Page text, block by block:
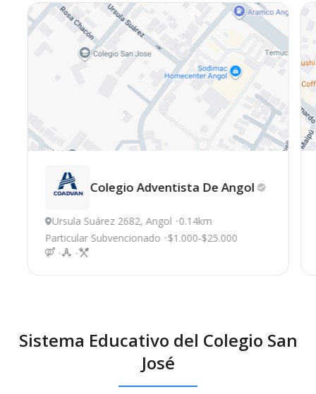
Colegio Adventista DeAngol
Ursula Suárez 2682, Angol 0.14km
Particular Subvencionado $1.000-$25.000
Sistema Educativo del Colegio San
José